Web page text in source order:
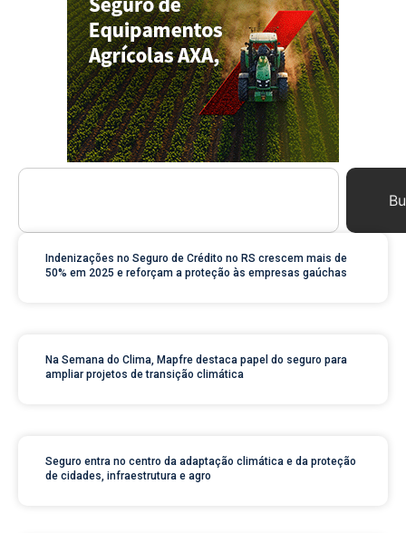
Indenizações no Seguro de Crédito no RS crescem mais de
50% em 2025 e reforçam a proteção às empresas gaúchas
Na Semana do Clima, Mapfre destaca papel do seguro para
ampliar projetos de transição climática
Seguro entra no centro da adaptação climática e da proteção
de cidades, infraestrutura e agro